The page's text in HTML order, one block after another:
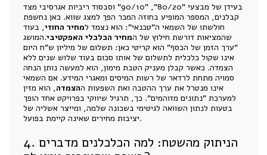
בעידן של מבצעי "80/20", "90/10" וסבסוד ריביות אגרסיבי מצד
קבלנים, המספר המופיע בחוזה המכר הפך למצג שווא. כאן נחשפת
חולשתו של השמאי ה"טכנאי": הוא נצמד למחיר החוזי, בעוד
שהמציאות דורשת חילוץ של המחיר הכלכלי האפקטיבי.המושג
"ערך הזמן של הכסף" הוא קריטי כאן: תשלום של מיליון ש"ח היום
אינו שקול כלכלית לתשלום של אותו סכום בעוד שלוש שנים ללא
הצמדה. כאשר קבלן מעניק הטבת מימון, הוא למעשה נותן הנחה
סמויה מתחת לרדאר של רשות המיסים ומאגרי המידע. אם השמאי
אינו מנטרל את ערך ההטבה ואת השפעות ההצמדה, הוא מזין
למערכת "נתונים מזוהמים". כך, תרגיל שיווקי בפרויקט אחד הופך
בטעות לנתון השוואה לגיטימי בשכונה שלמה, ומייצר אשליה של
יציבות מחירים שאינה קיימת בפועל.
4. הניתוק מהשטח: למה הכלכלנים מדברים